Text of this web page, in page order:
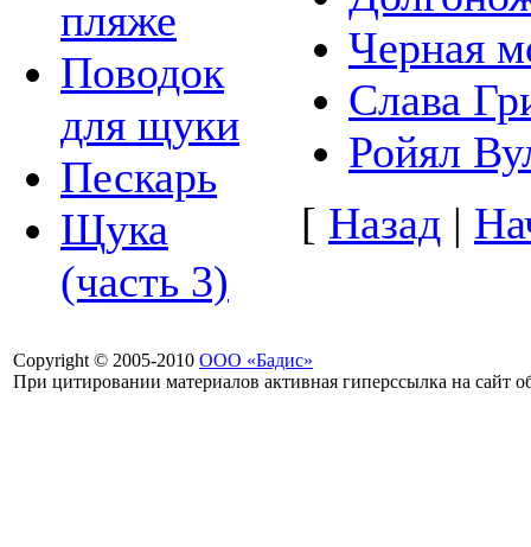
пляже
Поводок
для щуки
Пескарь
Щука
(часть 3)
Черная
Слава
Ройял
[ Назад |
Copyright © 2005-2010 ООО «Бадис»
При цитировании материалов активная гиперссылка на сайт